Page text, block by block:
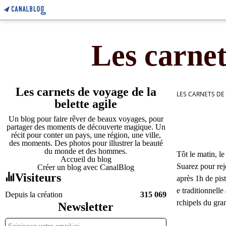
Les
Les carnets de voyage de la
belette agile
Un blog pour faire rêver de beaux voyages, pour
partager des moments de découverte magique. Un
récit pour conter un pays, une région, une ville,
des moments. Des photos pour illustrer la beauté
du monde et des hommes.
Accueil du blog
Créer un blog avec CanalBlog
Visiteurs
Depuis la création 315 069
Newsletter
LES CARNETS
Tôt le matin,
Suarez pour
après 1h de
e traditionnelle
rchipels du